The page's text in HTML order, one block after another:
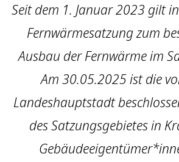
Seit dem 1. Januar 2023 gilt
Fernwärmesatzung zum
Ausbau der Fernwärme im
Am 30.05.2025 ist die
Landeshauptstadt
des Satzungsgebietes in